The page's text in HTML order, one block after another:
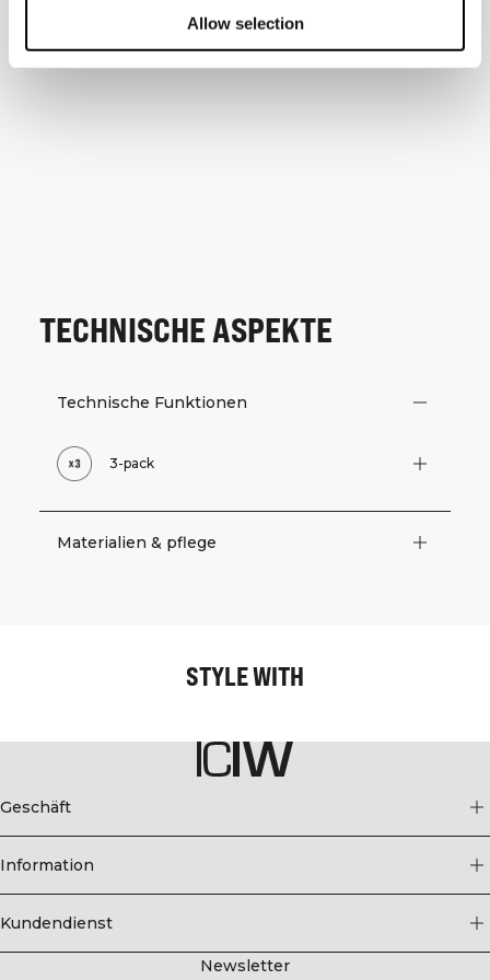
Allow selection
TECHNISCHE ASPEKTE
Technische Funktionen
3-pack
Materialien & pflege
STYLE WITH
Geschäft
Information
Kundendienst
Newsletter